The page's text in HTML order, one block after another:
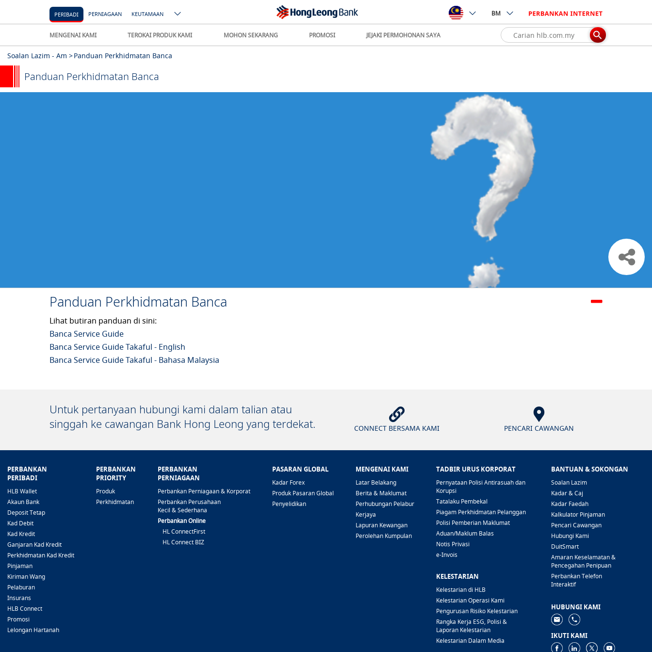
PERIBADI PERNIAGAAN KEUTAMAAN BM
MENGENAI KAMI TEROKAI PRODUK KAMI MOHON SEKARANG PROMOSI JEJAKI PERMOHONAN SAYA
Soalan Lazim - Am >Panduan Perkhidmatan Banca
Panduan Perkhidmatan Banca
Panduan Perkhidmatan Banca
Lihat butiran panduan di sini:
Banca Service Guide
Banca Service Guide Takaful - English
Banca Service Guide Takaful - Bahasa Malaysia
Untuk pertanyaan hubungi kami dalam talian atau
singgah ke cawangan Bank Hong Leong yang terdekat.
CONNECT BERSAMA KAMI PENCARI CAWANGAN
PERBANKAN
PERIBADI
HLB Wallet
Akaun Bank
Deposit Tetap
Kad Debit
Kad Kredit
Ganjaran Kad Kredit
Perkhidmatan Kad Kredit
Pinjaman
Kiriman Wang
Pelaburan
Insurans
HLB Connect
Promosi
Lelongan Hartanah
PERBANKAN
PRIORITY
Produk
Perkhidmatan
PERBANKAN
PERNIAGAAN
Perbankan Perniagaan & Korporat
Perbankan Perusahaan
Kecil & Sederhana
Perbankan Online
HL ConnectFirst
HL Connect BIZ
PASARAN GLOBAL
Kadar Forex
Produk Pasaran Global
Penyelidikan
MENGENAI KAMI
Latar Belakang
Berita & Maklumat
Perhubungan Pelabur
Kerjaya
Lapuran Kewangan
Perolehan Kumpulan
TADBIR URUS KORPORAT
Pernyataan Polisi Antirasuah dan
Korupsi
Tatalaku Pembekal
Piagam Perkhidmatan Pelanggan
Polisi Pemberian Maklumat
Aduan/Maklum Balas
Notis Privasi
e-Invois
KELESTARIAN
Kelestarian di HLB
Kelestarian Operasi Kami
Pengurusan Risiko Kelestarian
Rangka Kerja ESG, Polisi &
Laporan Kelestarian
Kelestarian Dalam Media
BANTUAN & SOKONGAN
Soalan Lazim
Kadar & Caj
Kadar Faedah
Kalkulator Pinjaman
Pencari Cawangan
Hubungi Kami
DuitSmart
Amaran Keselamatan &
Pencegahan Penipuan
Perbankan Telefon
Interaktif
HUBUNGI KAMI
IKUTI KAMI